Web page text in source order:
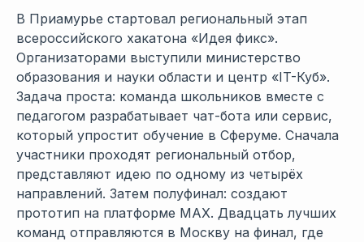
В Приамурье стартовал региональный этап
всероссийского хакатона «Идея фикс».
Организаторами выступили министерство
образования и науки области и центр «IT-Куб».
Задача проста: команда школьников вместе с
педагогом разрабатывает чат-бота или сервис,
который упростит обучение в Сферуме. Сначала
участники проходят региональный отбор,
представляют идею по одному из четырёх
направлений. Затем полуфинал: создают
прототип на платформе MAX. Двадцать лучших
команд отправляются в Москву на финал, где